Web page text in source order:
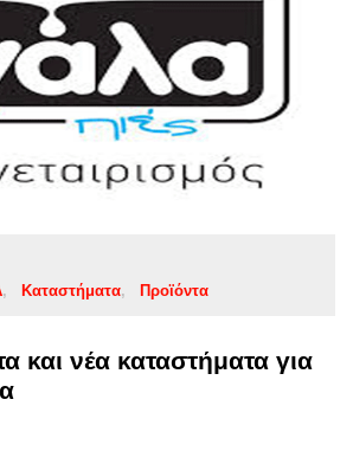
Καταστήματα Προϊόντα
και νέα καταστήματα για